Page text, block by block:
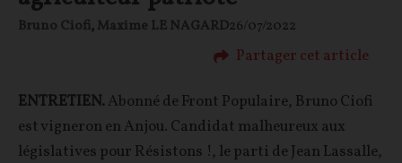
Bruno Ciofi,Maxime LE NAGARD26/07/2022
Partager cet article
ENTRETIEN.Abonné de Front Populaire, Bruno Ciofi
est vigneron en Anjou. Candidat malheureux aux
législatives pour Résistons !, le parti de Jean Lassalle,